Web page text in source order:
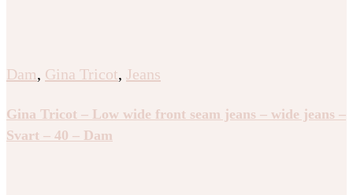
Dam, Gina Tricot, Jeans
Gina Tricot – Low wide front seam jeans – wide jeans –
Svart – 40 – Dam